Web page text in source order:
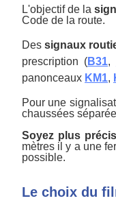
L'objectif de la
Code de la route.
Des signaux
prescription (B31,
panonceaux KM1,
Pour une
chaussées
Soyez plus
mètres il y a une
possible.
Le choix du